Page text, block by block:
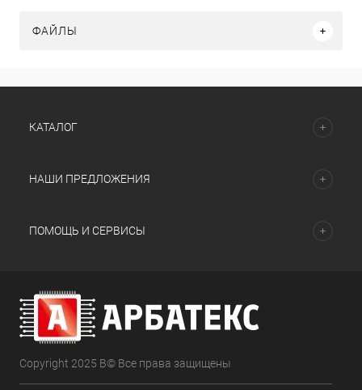
ФАЙЛЫ
КАТАЛОГ
НАШИ ПРЕДЛОЖЕНИЯ
ПОМОЩЬ И СЕРВИСЫ
Copyright 2025 В© Все права защищены